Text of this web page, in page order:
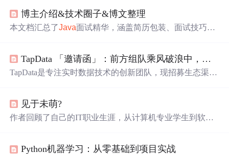
委会邀权威专家担任学术顾问和评委，为参赛团队保驾护
航。
博主介绍&技术圈子&博文整理
本文档汇总了Java面试精华，涵盖简历包装、面试技巧、
圈子链接，助你提升技术实力和人脉
TapData 「邀请函」：前方组队乘风破浪中，要一起加入吗？
TapData是专注实时数据技术的创新团队，现招募生态渠道
年，有众多行业客户，其产品能实现数据实时同步等功
能。
见于未萌?
作者回顾了自己的IT职业生涯，从计算机专业学生到软件
了全栈数据分析工程师的学习和发展方向。
Python机器学习：从零基础到项目实战